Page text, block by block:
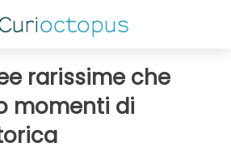
rarissime che
momenti di